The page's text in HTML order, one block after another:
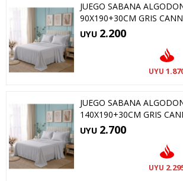
JUEGO SABANA
90X190+30CM GRIS
UYU 2.200
UYU
JUEGO SABANA
140X190+30CM GRIS
UYU 2.700
UYU